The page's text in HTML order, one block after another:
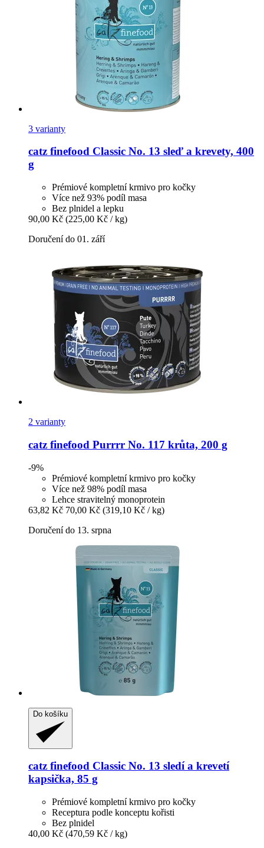
3 varianty
catz finefood Classic No. 13 sleď a krevety, 400
g
Prémiové kompletní krmivo pro kočky
Více než 93% podíl masa
Bez plnidel a lepku
90,00 Kč (225,00 Kč / kg)
Doručení do 01. září
2 varianty
catz finefood Purrrr No. 117 krůta, 200 g
-9%
Prémiové kompletní krmivo pro kočky
Více než 98% podíl masa
Lehce stravitelný monoprotein
63,82 Kč 70,00 Kč (319,10 Kč / kg)
Doručení do 13. srpna
Do košíku
catz finefood Classic No. 13 sledí a krevetí
kapsička, 85 g
Prémiové kompletní krmivo pro kočky
Receptura podle konceptu kořisti
Bez plnidel
40,00 Kč (470,59 Kč / kg)